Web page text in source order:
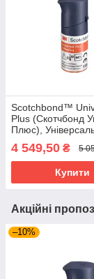
Scotchbond™
Plus (Скотчбонд
Плюс),
адгезив 3M ESPE,
4 549,50 ₴ 5
Купити
Акційні
–10%